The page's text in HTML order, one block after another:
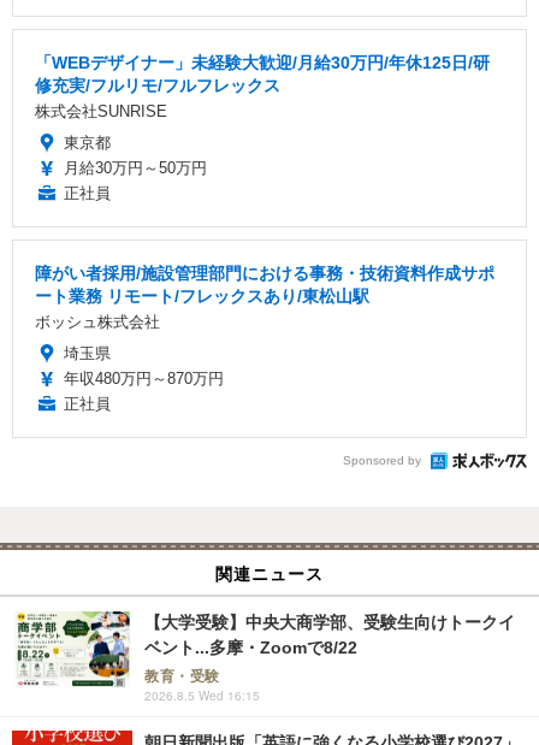
「WEBデザイナー」未経験大歓迎/月給30万円/年休125日/研
修充実/フルリモ/フルフレックス
株式会社SUNRISE
東京都
月給30万円～50万円
正社員
障がい者採用/施設管理部門における事務・技術資料作成サポ
ート業務 リモート/フレックスあり/東松山駅
ボッシュ株式会社
埼玉県
年収480万円～870万円
正社員
Sponsored by
関連ニュース
【大学受験】中央大商学部、受験生向けトークイ
ベント...多摩・Zoomで8/22
教育・受験
2026.8.5 Wed 16:15